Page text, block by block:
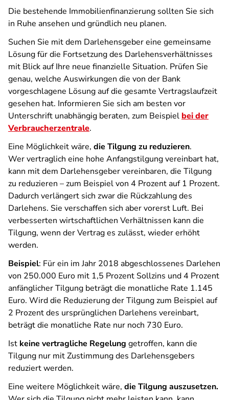
Die bestehende Immobilienfinanzierung sollten Sie sich
in Ruhe ansehen und gründlich neu planen.
Suchen Sie mit dem Darlehensgeber eine gemeinsame
Lösung für die Fortsetzung des Darlehensverhältnisses
mit Blick auf Ihre neue finanzielle Situation. Prüfen Sie
genau, welche Auswirkungen die von der Bank
vorgeschlagene Lösung auf die gesamte Vertragslaufzeit
gesehen hat. Informieren Sie sich am besten vor
Unterschrift unabhängig beraten, zum Beispiel bei der
Verbraucherzentrale.
Eine Möglichkeit wäre, die Tilgung zu reduzieren.
Wer vertraglich eine hohe Anfangstilgung vereinbart hat,
kann mit dem Darlehensgeber vereinbaren, die Tilgung
zu reduzieren – zum Beispiel von 4 Prozent auf 1 Prozent.
Dadurch verlängert sich zwar die Rückzahlung des
Darlehens. Sie verschaffen sich aber vorerst Luft. Bei
verbesserten wirtschaftlichen Verhältnissen kann die
Tilgung, wenn der Vertrag es zulässt, wieder erhöht
werden.
Beispiel: Für ein im Jahr 2018 abgeschlossenes Darlehen
von 250.000 Euro mit 1,5 Prozent Sollzins und 4 Prozent
anfänglicher Tilgung beträgt die monatliche Rate 1.145
Euro. Wird die Reduzierung der Tilgung zum Beispiel auf
2 Prozent des ursprünglichen Darlehens vereinbart,
beträgt die monatliche Rate nur noch 730 Euro.
Ist keine vertragliche Regelung getroffen, kann die
Tilgung nur mit Zustimmung des Darlehensgebers
reduziert werden.
Eine weitere Möglichkeit wäre, die Tilgung auszusetzen.